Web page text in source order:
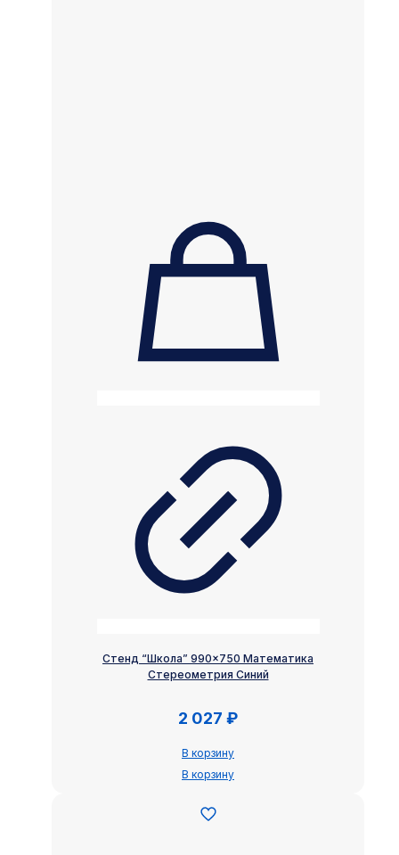
Стенд “Школа” 990×750 Математика
Стереометрия Синий
2 027 ₽
В корзину
В корзину